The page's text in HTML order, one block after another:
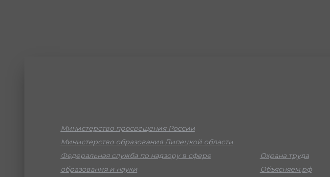
Министерство просвещения России
Министерство образования Липецкой области
Федеральная служба по надзору в сфере
образования и науки
Охрана труда
Объясняем.рф